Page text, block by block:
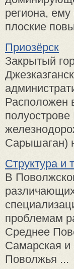
региона,
плоские
Приозёрск
Закрытый
Расположен
Сарышаган)
Структура и
В
проблемам
Среднее
Самарская и
Поволжья ...